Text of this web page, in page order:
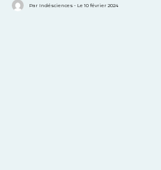
Par Indésciences - Le 10 février 2024